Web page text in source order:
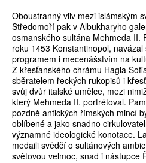
Oboustranný vliv mezi islámským
Středomoří pak v Albukharyho
osmanského sultána Mehmeda II.
roku 1453 Konstantinopol,
programem i mecenášstvím na
Z křesťanského chrámu Hagia
sběratelem řeckých rukopisů i
svůj dvůr italské umělce, mezi
který Mehmeda II. portrétoval.
pozdně antických římských mincí
oblíbené a jako snadno
významné ideologické konotace.
medaili svědčí o sultánových
světovou velmoc, snad i nástupce